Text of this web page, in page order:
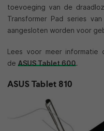
toevoeging van de
Transformer Pad series
aangesloten worden voor
Lees voor meer
de ASUS Tablet 600.
ASUS Tablet 810